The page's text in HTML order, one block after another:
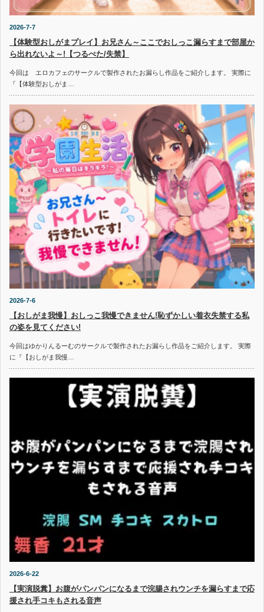
2026-7-7
【体験型おしがまプレイ】お兄さん～ここでおしっこ漏らすまで部屋か
ら出れないよ～!【つるぺた/失禁】
今回は エロカフェのサークルで製作されたお漏らし作品をご紹介します。 実際に
『【体験型おしがま…
2026-7-6
【おしがま我慢】おしっこ我慢できません!恥ずかしい着衣失禁する私
の姿を見てください!
今回はゆかりんるーむのサークルで製作されたお漏らし作品をご紹介します。 実際
に『【おしがま我慢…
2026-6-22
【実演脱糞】お腹がパンパンになるまで浣腸されウンチを漏らすまで応
援され手コキもされる音声